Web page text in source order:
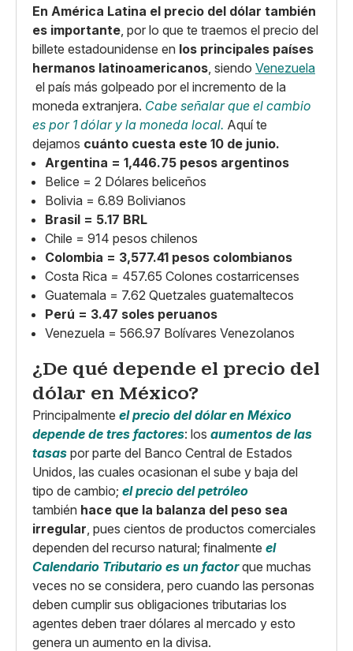
En América Latina el precio del dólar también
es importante , por lo que te traemos el precio del
billete estadounidense en los principales países
hermanos latinoamericanos , siendo Venezuela
el país más golpeado por el incremento de la
moneda extranjera. Cabe señalar que el cambio
es por 1 dólar y la moneda local. Aquí te
dejamos cuánto cuesta este 10 de junio.
Argentina = 1,446.75 pesos argentinos
Belice = 2 Dólares beliceños
Bolivia = 6.89 Bolivianos
Brasil = 5.17 BRL
Chile = 914 pesos chilenos
Colombia = 3,577.41 pesos colombianos
Costa Rica = 457.65 Colones costarricenses
Guatemala = 7.62 Quetzales guatemaltecos
Perú = 3.47 soles peruanos
Venezuela = 566.97 Bolívares Venezolanos
¿De qué depende el precio del
dólar en México?
Principalmente el precio del dólar en México
depende de tres factores: los aumentos de las
tasas por parte del Banco Central de Estados
Unidos, las cuales ocasionan el sube y baja del
tipo de cambio; el precio del petróleo
también hace que la balanza del peso sea
irregular , pues cientos de productos comerciales
dependen del recurso natural; finalmente el
Calendario Tributario es un factorque muchas
veces no se considera, pero cuando las personas
deben cumplir sus obligaciones tributarias los
agentes deben traer dólares al mercado y esto
genera un aumento en la divisa.